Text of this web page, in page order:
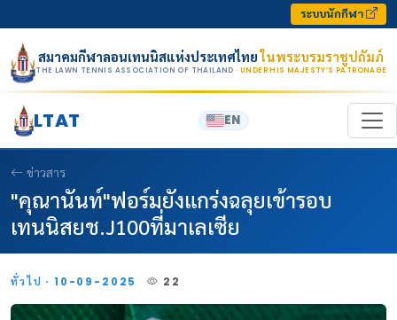
ระบบนักกีฬา
สมาคมกีฬาลอนเทนนิสแห่งประเทศไทยในพระบรมราชูปถัมภ์
THE LAWN TENNIS ASSOCIATION OF THAILAND · UNDER HIS MAJESTY’S PATRONAGE
LTAT EN
ข่าวสาร
"คุณานันท์"ฟอร์มยังแกร่งฉลุยเข้ารอบ
เทนนิสยช.J100ที่มาเลเซีย
ทั่วไป · 10-09-2025 22